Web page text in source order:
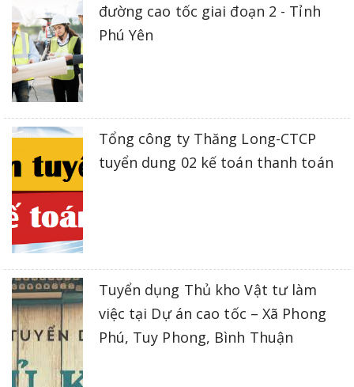
đường cao tốc giai đoạn 2 - Tỉnh
Phú Yên
Tổng công ty Thăng Long-CTCP
tuyển dung 02 kế toán thanh toán
Tuyển dụng Thủ kho Vật tư làm
việc tại Dự án cao tốc – Xã Phong
Phú, Tuy Phong, Bình Thuận